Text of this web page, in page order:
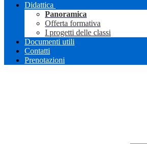
Didattica
Panoramica
Offerta formativa
I progetti delle classi
Documenti utili
Contatti
Prenotazioni